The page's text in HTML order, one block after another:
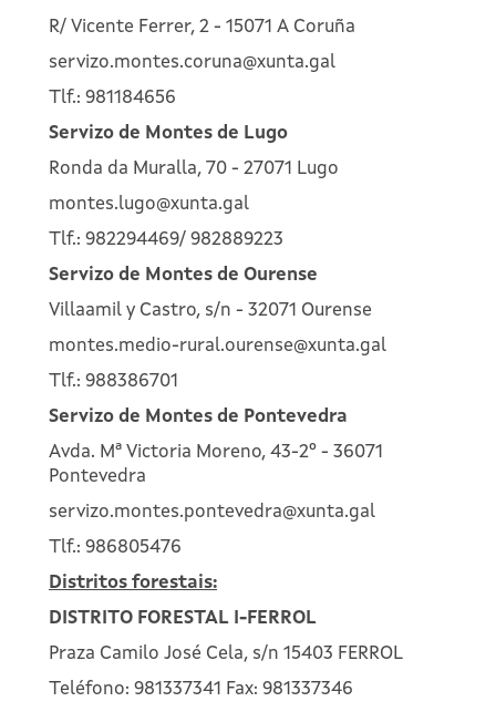
R/ Vicente Ferrer, 2 - 15071 A Coruña
servizo.montes.coruna@xunta.gal
Tlf.: 981184656
Servizo de Montes de Lugo
Ronda da Muralla, 70 - 27071 Lugo
montes.lugo@xunta.gal
Tlf.: 982294469/ 982889223
Servizo de Montes de Ourense
Villaamil y Castro, s/n - 32071 Ourense
montes.medio-rural.ourense@xunta.gal
Tlf.: 988386701
Servizo de Montes de Pontevedra
Avda. Mª Victoria Moreno, 43-2º - 36071
Pontevedra
servizo.montes.pontevedra@xunta.gal
Tlf.: 986805476
Distritos forestais:
DISTRITO FORESTAL I-FERROL
Praza Camilo José Cela, s/n 15403 FERROL
Teléfono: 981337341 Fax: 981337346